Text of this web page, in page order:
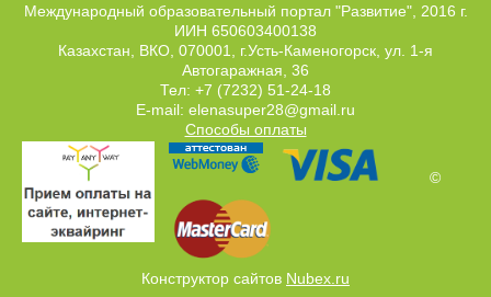
Международный образовательный портал "Развитие", 2016 г.
ИИН 650603400138
Казахстан, ВКО, 070001, г.Усть-Каменогорск, ул. 1-я
Автогаражная, 36
Тел: +7 (7232) 51-24-18
E-mail: elenasuper28@gmail.ru
Способы оплаты
©
Конструктор сайтов Nubex.ru